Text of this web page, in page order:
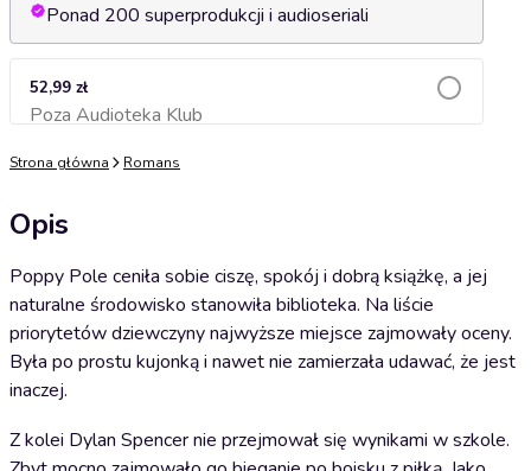
Ponad 200 superprodukcji i audioseriali
52,99 zł
Poza Audioteka KlubDodaj do koszyka
Strona główna Romans
Opis
Poppy Pole ceniła sobie ciszę, spokój i dobrą książkę, a jej
naturalne środowisko stanowiła biblioteka. Na liście
priorytetów dziewczyny najwyższe miejsce zajmowały oceny.
Była po prostu kujonką i nawet nie zamierzała udawać, że jest
inaczej.
Z kolei Dylan Spencer nie przejmował się wynikami w szkole.